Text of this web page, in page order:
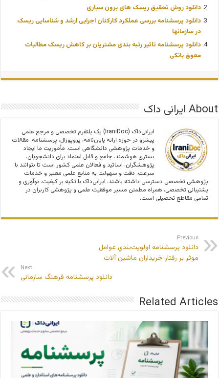
دانلود روش تحقیق ریسک های برون سپاری
دانلود پرسشنامه بررسی عملکرد کارکنان اجرایی ارشد و شناسایی ریسک
در سازمانها
دانلود پرسشنامه تاثیر رتبه بندی مشتریان بر کاهش ریسک مطالبات
معوق بانکی
About ایرانی داک
ایرانی‌داک (IraniDoc) یک پلتفرم تخصصی و مرجع علمی
پیشرو در حوزه ارائه پایان‌نامه، پروپوزال، پرسشنامه، مقالات
و خدمات پژوهشی دانشگاهی است. مأموریت ما ایجاد
بستری هوشمند، جامع و قابل اعتماد برای دانشجویان،
پژوهشگران، اساتید و فعالان علمی کشور است تا بتوانند با
سرعت، دقت و سهولت به منابع علمی معتبر و خدمات
پژوهشی تخصصی دسترسی داشته باشند. ایرانی‌داک با تکیه بر کیفیت، نوآوری و
پشتیبانی تخصصی، همراه مطمئن مسیر موفقیت علمی و پژوهشی کاربران در
تمامی مقاطع تحصیلی است.
Previous
دانلود پرسشنامه اولويت‌بندي عوامل
موثر بر رفتار خريداران ماشین آلات
Next
دانلود پرسشنامه فرهنگ سازمانی
Related Articles